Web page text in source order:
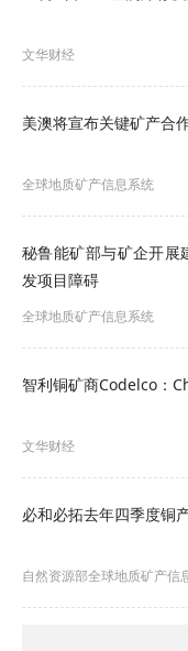
文华财经
美澳将宣布关键矿产合
全球地质矿产信息系统
秘鲁能矿部与矿企开展
发项目障碍
全球地质矿产信息系统
智利铜矿商Codelco：
文华财经
必和必拓去年四季度铜
自然资源部全球地质矿产信